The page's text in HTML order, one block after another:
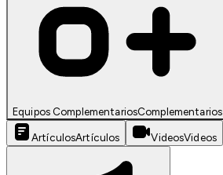
Equipos ComplementariosComplementarios
ArtículosArtículos VideosVideos